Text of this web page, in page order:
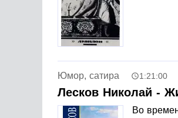
Юмор, сатира 1:21:00
Лесков Николай -
Во